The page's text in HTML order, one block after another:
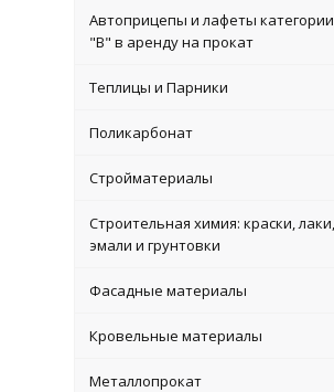
Автоприцепы и лафеты категории
"B" в аренду на прокат
Теплицы и Парники
Поликарбонат
Стройматериалы
Строительная химия: краски, лаки,
эмали и грунтовки
Фасадные материалы
Кровельные материалы
Металлопрокат